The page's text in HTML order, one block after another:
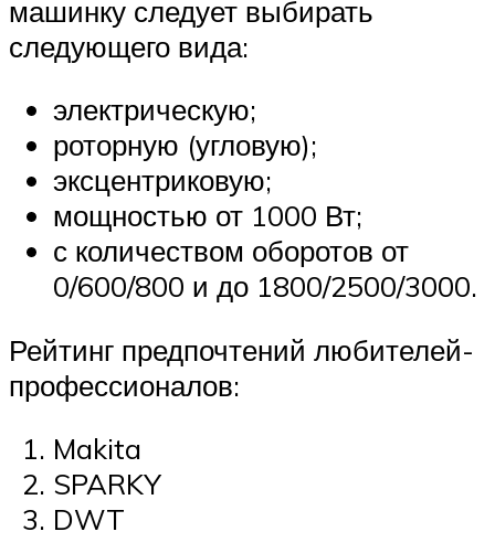
машинку следует выбирать
следующего вида:
электрическую;
роторную (угловую);
эксцентриковую;
мощностью от 1000 Вт;
с количеством оборотов от
0/600/800 и до 1800/2500/3000.
Рейтинг предпочтений любителей-
профессионалов:
Makita
SPARKY
DWT